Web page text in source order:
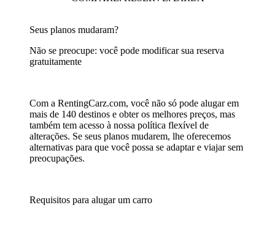
Seus planos mudaram?
Não se preocupe: você pode modificar sua reserva
gratuitamente
Com a RentingCarz.com, você não só pode alugar em
mais de 140 destinos e obter os melhores preços, mas
também tem acesso à nossa política flexível de
alterações. Se seus planos mudarem, lhe oferecemos
alternativas para que você possa se adaptar e viajar sem
preocupações.
Requisitos para alugar um carro